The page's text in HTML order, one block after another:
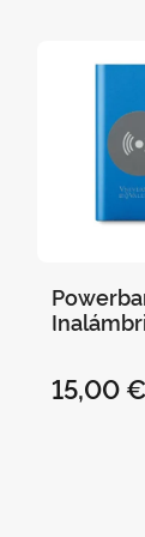
Mah
15,00 €